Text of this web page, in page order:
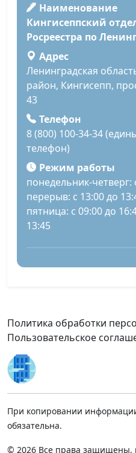
Наименование
Кингисеппский
Росреестра по
Адрес
Ленинградская
район, Кингисепп,
43
Телефон
8 (800) 100-34-34
телефон)
Режим работы
понедельник-четверг:
перерыв: с 13:00 до
пятница: с 09:00 до
13:45
Политика обработки
Пользовательское
При копировании
обязательна.
© 2026 Все права защищены,